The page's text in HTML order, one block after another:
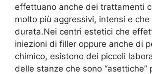
effettuano anche dei trattamenti
molto più aggressivi, intensi e
durata.Nei centri estetici che
iniezioni di filler oppure anche di
chimico, esistono dei piccoli
delle stanze che sono “asettiche”